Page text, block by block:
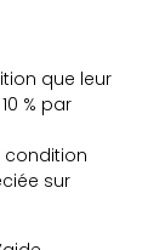
que leur
% par
condition
sur